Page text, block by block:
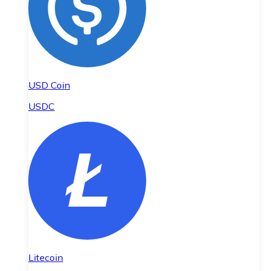
USD Coin
USDC
Litecoin